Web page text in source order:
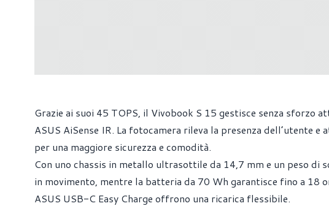
Grazie ai suoi 45 TOPS, il Vivobook S 15 gestisce senza sforzo
ASUS AiSense IR. La fotocamera rileva la presenza dell’utente
per una maggiore sicurezza e comodità.
Con uno chassis in metallo ultrasottile da 14,7 mm e un peso
in movimento, mentre la batteria da 70 Wh garantisce fino a 18
ASUS USB-C Easy Charge offrono una ricarica flessibile.